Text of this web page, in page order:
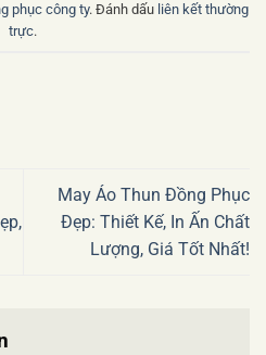
phục công ty. Đánh dấu liên kết thường
trực.
May Áo Thun Đồng Phục
Đẹp: Thiết Kế, In Ấn Chất
Lượng, Giá Tốt Nhất!